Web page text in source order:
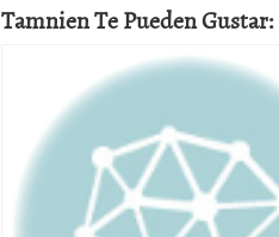
Tamnien Te Pueden Gustar: